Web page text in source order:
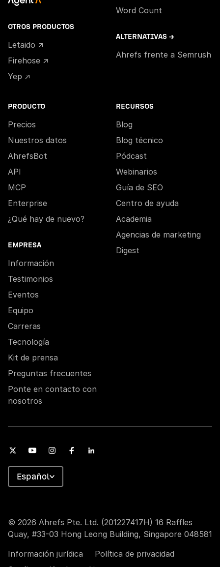
OTROS PRODUCTOS
Letaido ↗
Firehose ↗
Yep ↗
Word Count
ALTERNATIVAS →
Ahrefs frente a Semrush
PRODUCTO
Precios
Nuestros datos
AhrefsBot
API
MCP
Enterprise
¿Qué hay de nuevo?
EMPRESA
Información
Testimonios
Eventos
Equipo
Carreras
Tecnología
Kit de prensa
Preguntas frecuentes
Ponte en contacto con
nosotros
RECURSOS
Blog
Blog técnico
Pódcast
Webinarios
Guía de SEO
Centro de ayuda
Academia
Agencias de marketing
Digest
© 2026 Ahrefs Pte. Ltd. (201227417H) 16 Raffles
Quay, #33-03 Hong Leong Building, Singapore 048581
Información jurídica
Política de privacidad
Español